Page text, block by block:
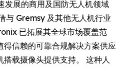
展的商用及国防无人机领域
与 Gremsy 及其他无人机行业
已拓展其全球市场覆盖范
得信赖的可靠合规解决方案供应
载摄像头提供支持。 这种人